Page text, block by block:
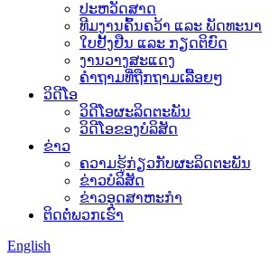
ປະຫວັດສາດ
ທີມງານຄົ້ນຄວ້າ ແລະ ພັດທະນາ
ໃບຢັ້ງຢືນ ແລະ ກຽດຕິຍົດ
ງານວາງສະແດງ
ຄຳຖາມທີ່ຖືກຖາມເລື້ອຍໆ
ວິດີໂອ
ວິດີໂອຜະລິດຕະພັນ
ວິດີໂອຂອງບໍລິສັດ
ຂ່າວ
ຄວາມຮູ້ກ່ຽວກັບຜະລິດຕະພັນ
ຂ່າວບໍລິສັດ
ຂ່າວອຸດສາຫະກຳ
ຕິດຕໍ່ພວກເຮົາ
English